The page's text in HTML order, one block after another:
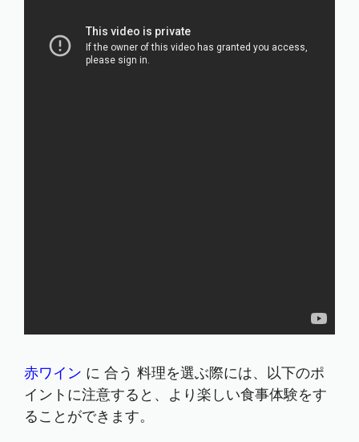
赤ワイン に 合う 料理を選ぶ際には、以下のポ
イントに注意すると、より楽しい食事体験をす
ることができます。